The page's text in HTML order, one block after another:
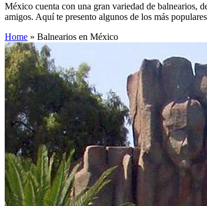
México cuenta con una gran variedad de balnearios,
amigos. Aquí te presento algunos de los más
Home » Balnearios en México